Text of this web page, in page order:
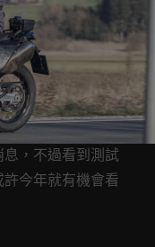
，不過看到測試
今年就有機會看